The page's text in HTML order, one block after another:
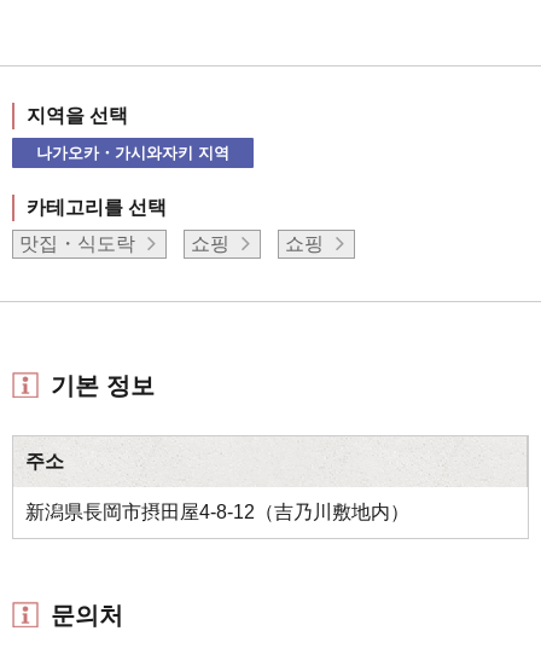
지역을 선택
나가오카・가시와자키 지역
카테고리를 선택
맛집・식도락
쇼핑 쇼핑
기본 정보
주소
新潟県長岡市摂田屋4-8-12（吉乃川敷地内）
문의처